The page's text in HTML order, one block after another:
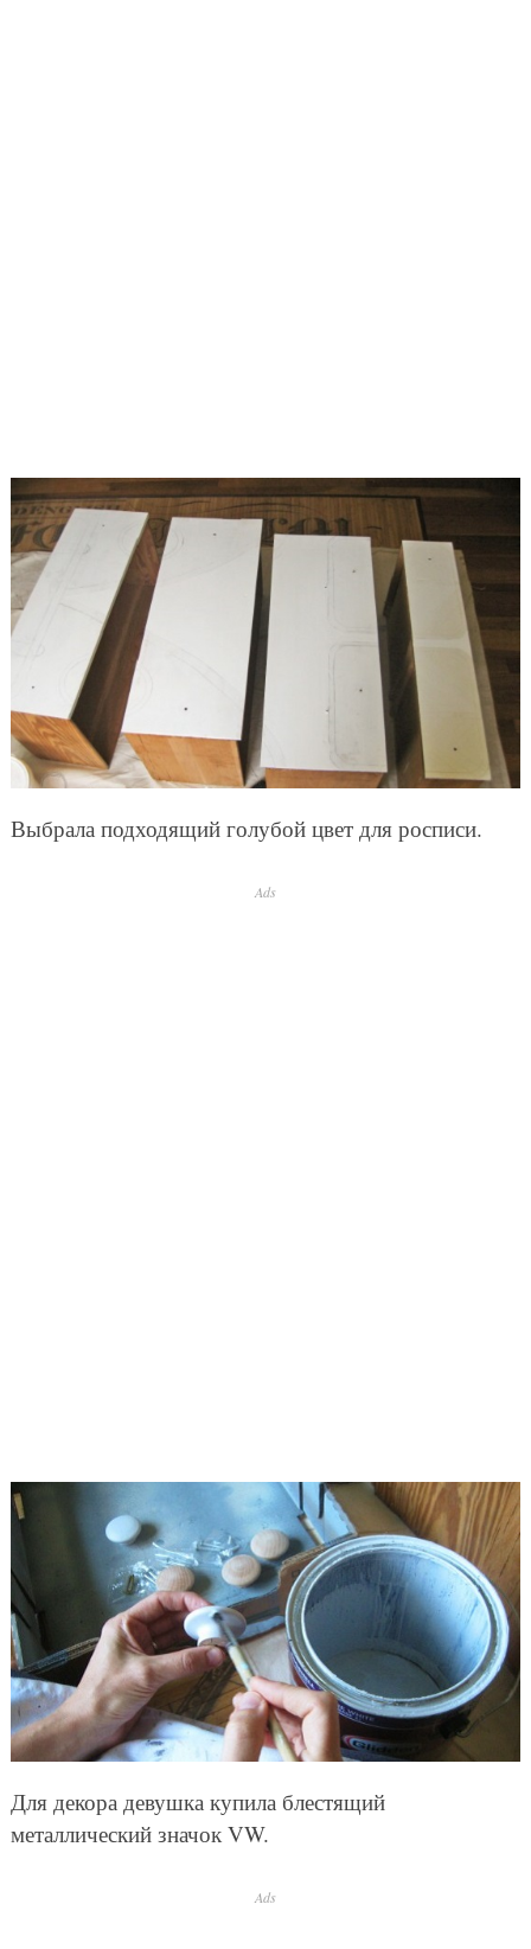
Выбрала подходящий голубой цвет для росписи.
Ads
Для декора девушка купила блестящий
металлический значок VW.
Ads